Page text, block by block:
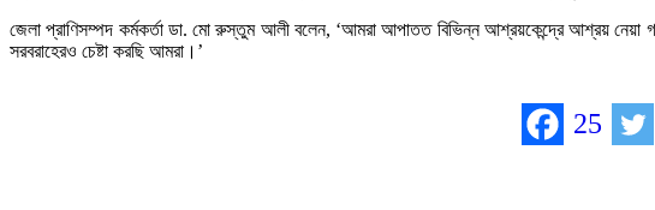
জেলা প্রাণিসম্পদ কর্মকর্তা ডা. মো রুস্তুম আলী বলেন, ‘আমরা আপাতত বিভিন্ন আশ্রয়কেন্দ্রে আশ্রয় নেয়া
সরবরাহেরও চেষ্টা করছি আমরা।’
25